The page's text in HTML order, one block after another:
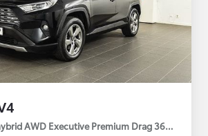
AWD Executive Premium Drag 360-kamera